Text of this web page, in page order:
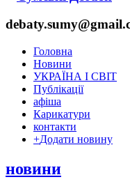
Головна
Новини
УКРАЇНА І СВІТ
Публікації
афіша
Карикатури
контакти
+Додати новину
новини